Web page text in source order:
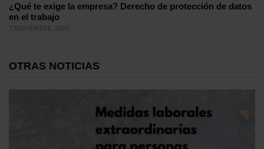
¿Qué te exige la empresa? Derecho de protección de datos
en el trabajo
7 NOVIEMBRE, 2025
OTRAS NOTICIAS